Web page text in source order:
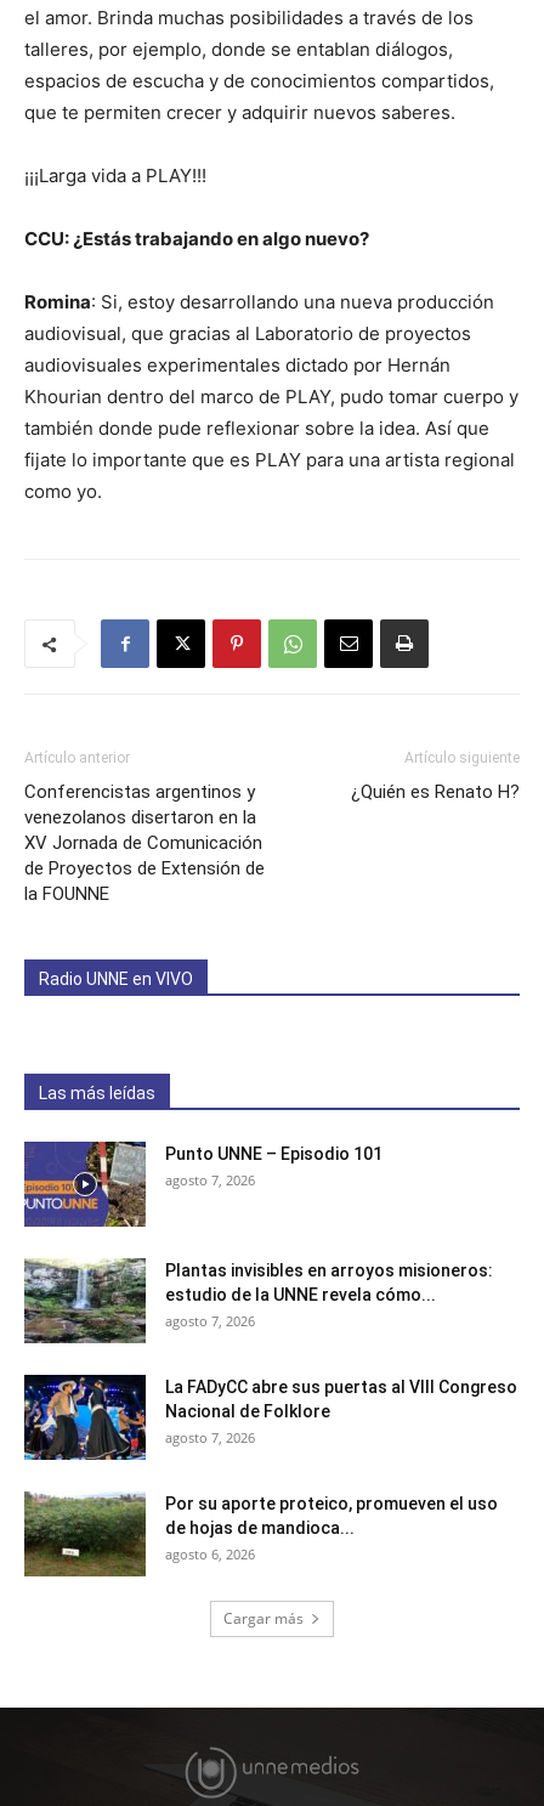
el amor. Brinda muchas posibilidades a través de los
talleres, por ejemplo, donde se entablan diálogos,
espacios de escucha y de conocimientos compartidos,
que te permiten crecer y adquirir nuevos saberes.
¡¡¡Larga vida a PLAY!!!
CCU: ¿Estás trabajando en algo nuevo?
Romina: Si, estoy desarrollando una nueva producción
audiovisual, que gracias al Laboratorio de proyectos
audiovisuales experimentales dictado por Hernán
Khourian dentro del marco de PLAY, pudo tomar cuerpo y
también donde pude reflexionar sobre la idea. Así que
fijate lo importante que es PLAY para una artista regional
como yo.
Artículo anterior
Conferencistas argentinos y
venezolanos disertaron en la
XV Jornada de Comunicación
de Proyectos de Extensión de
la FOUNNE
Artículo siguiente
¿Quién es Renato H?
Radio UNNE en VIVO
Las más leídas
Punto UNNE – Episodio 101
agosto 7, 2026
Plantas invisibles en arroyos misioneros:
estudio de la UNNE revela cómo...
agosto 7, 2026
La FADyCC abre sus puertas al VIII Congreso
Nacional de Folklore
agosto 7, 2026
Por su aporte proteico, promueven el uso
de hojas de mandioca...
agosto 6, 2026
Cargar más